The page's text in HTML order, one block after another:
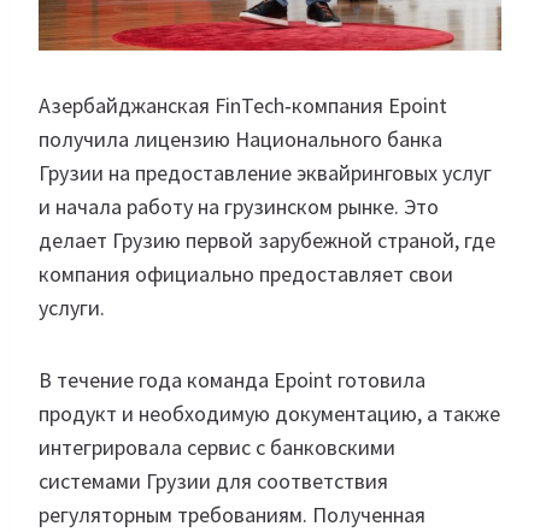
Азербайджанская FinTech‑компания Epoint
получила лицензию Национального банка
Грузии на предоставление эквайринговых услуг
и начала работу на грузинском рынке. Это
делает Грузию первой зарубежной страной, где
компания официально предоставляет свои
услуги.
В течение года команда Epoint готовила
продукт и необходимую документацию, а также
интегрировала сервис с банковскими
системами Грузии для соответствия
регуляторным требованиям. Полученная